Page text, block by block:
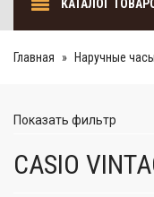
КАТАЛОГ
Главная Наручные часы
Показать фильтр
CASIO